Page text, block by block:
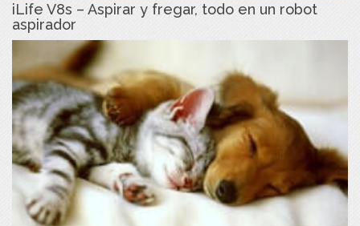
iLife V8s – Aspirar y fregar, todo en un robot
aspirador